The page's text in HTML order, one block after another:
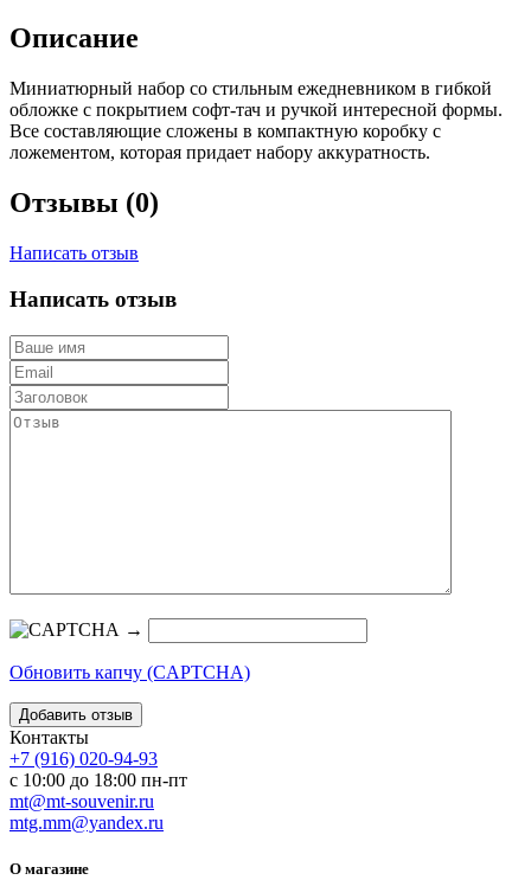
Описание
Миниатюрный набор со стильным ежедневником в гибкой
обложке с покрытием софт-тач и ручкой интересной формы.
Все составляющие сложены в компактную коробку с
ложементом, которая придает набору аккуратность.
Отзывы (0)
Написать отзыв
Написать отзыв
→
Обновить капчу (CAPTCHA)
Контакты
+7 (916) 020-94-93
с 10:00 до 18:00 пн-пт
mt@mt-souvenir.ru
mtg.mm@yandex.ru
О магазине